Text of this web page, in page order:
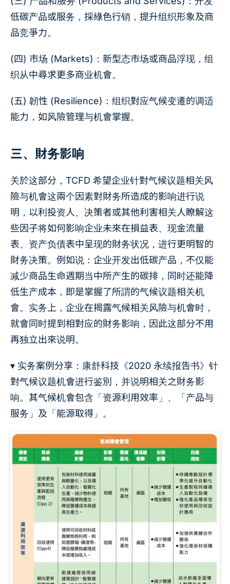
低碳产品或服务，採綠色行销，提升组织形象及商
品竞爭力。
(四) 市场 (Markets)：新型态市场或商品浮现，组
织从中尋求更多商业机會。
(五) 韌性 (Resilience)：组织對应气候变遷的调适
能力，如风險管理与机會掌握。
三、財务影响
关於这部分，TCFD 希望企业针對气候议题相关风
險与机會这兩个因素對財务所造成的影响进行说
明，以利投资人、决策者或其他利害相关人瞭解这
些因子将如何影响企业未來在損益表、现金流量
表、资产负債表中呈现的財务状况，进行更明智的
財务决策。例如说：企业开发出低碳产品，不仅能
减少商品生命週期当中所产生的碳排，同时还能降
低生产成本，即是掌握了所謂的气候议题相关机
會。实务上，企业在揭露气候相关风險与机會时，
就會同时提到相對应的財务影响，因此这部分不用
再独立出來说明。
▾ 实务案例分享：康舒科技《2020 永续报告书》针
對气候议题机會进行鉴別，并说明相关之財务影
响。其气候机會包含「资源利用效率」、「产品与
服务」及「能源取得」。